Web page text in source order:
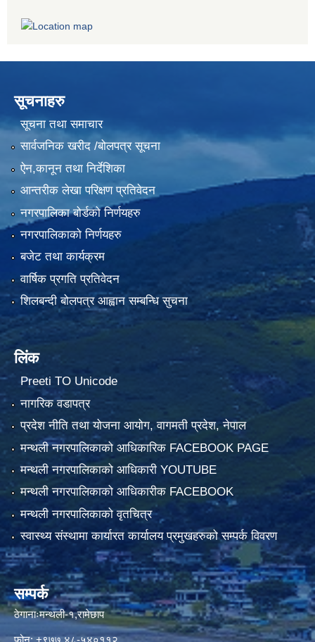
सूचनाहरु
सूचना तथा समाचार
सार्वजनिक खरीद /बोलपत्र सूचना
ऐन,कानून तथा निर्देशिका
आन्तरीक लेखा परिक्षण प्रतिवेदन
नगरपालिका बोर्डको निर्णयहरु
नगरपालिकाको निर्णयहरु
बजेट तथा कार्यक्रम
वार्षिक प्रगति प्रतिवेदन
शिलबन्दी बोलपत्र आह्वान सम्बन्धि सुचना
लिंक
Preeti TO Unicode
नागरिक वडापत्र
प्रदेश नीति तथा योजना आयोग, वागमती प्रदेश, नेपाल
मन्थली नगरपालिकाको आधिकारिक FACEBOOK PAGE
मन्थली नगरपालिकाको आधिकारी YOUTUBE
मन्थली नगरपालिकाको आधिकारीक FACEBOOK
मन्थली नगरपालिकाको वृतचित्र
स्वास्थ्य संस्थामा कार्यारत कार्यालय प्रमुखहरुको सम्पर्क विवरण
सम्पर्क
ठेगानाःमन्थली-१,रामेछाप